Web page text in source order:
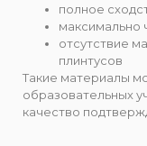
полное
максимально
отсутствие
плинтусов
Такие материалы
образовательных
качество